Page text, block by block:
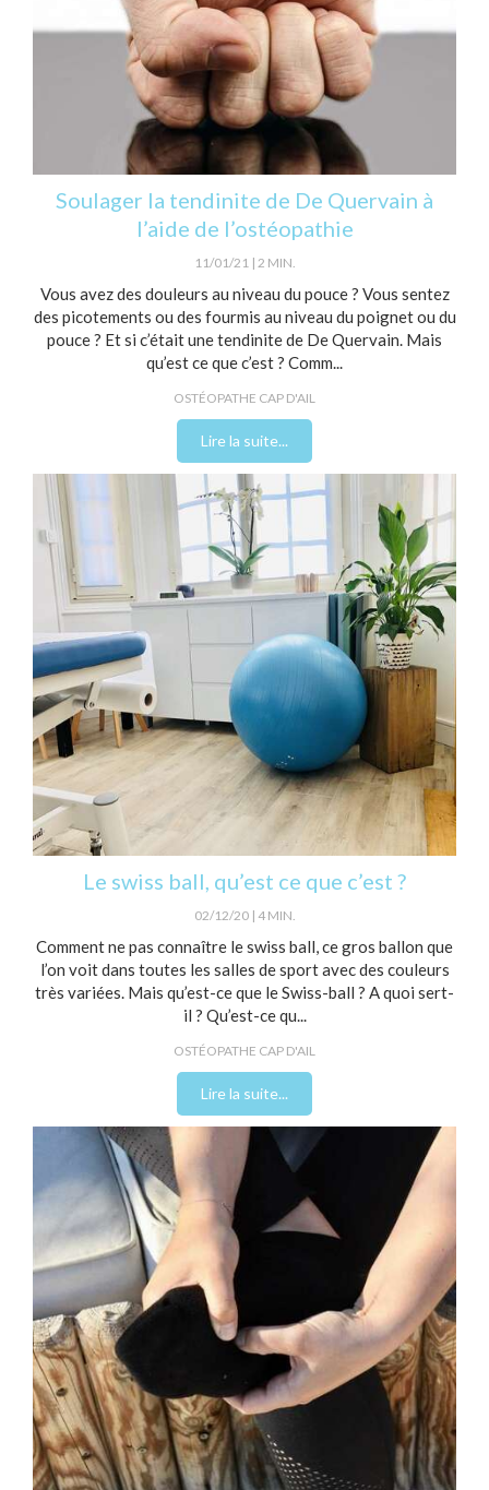
Soulager la tendinite de De Quervain à
l’aide de l’ostéopathie
11/01/21 2 MIN.
Vous avez des douleurs au niveau du pouce ? Vous sentez
des picotements ou des fourmis au niveau du poignet ou du
pouce ? Et si c’était une tendinite de De Quervain. Mais
qu’est ce que c’est ? Comm...
OSTÉOPATHE CAP D'AIL
Lire la suite...
Le swiss ball, qu’est ce que c’est ?
02/12/20 4 MIN.
Comment ne pas connaître le swiss ball, ce gros ballon que
l’on voit dans toutes les salles de sport avec des couleurs
très variées. Mais qu’est-ce que le Swiss-ball ? A quoi sert-
il ? Qu’est-ce qu...
OSTÉOPATHE CAP D'AIL
Lire la suite...